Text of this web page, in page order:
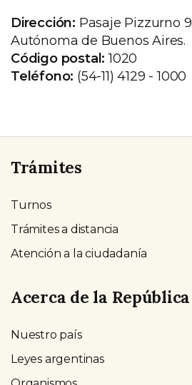
Dirección: Pasaje Pizzurno
Autónoma de Buenos Aires.
Código postal: 1020
Teléfono: (54-11) 4129 - 1000
Trámites
Turnos
Trámites a distancia
Atención a la ciudadanía
Acerca de la
Nuestro país
Leyes argentinas